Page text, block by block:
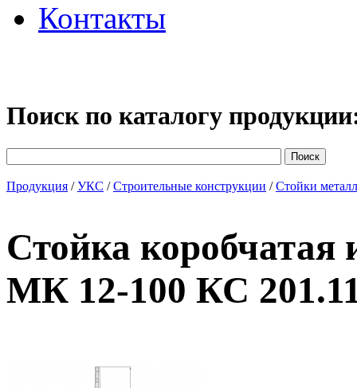
Контакты
Поиск по каталогу
Продукция /УКС /Строительные конструкции /Стойки
Стойка коробчатая
МК 12-100 КС